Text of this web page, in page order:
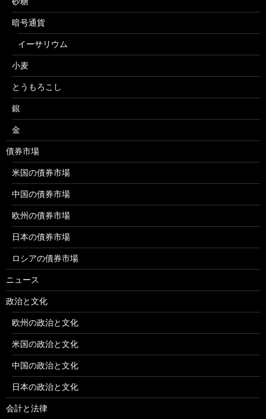
暗号通貨
イーサリウム
小麦
とうもろこし
銀
金
債券市場
米国の債券市場
中国の債券市場
欧州の債券市場
日本の債券市場
ロシアの債券市場
ニュース
政治と文化
欧州の政治と文化
米国の政治と文化
中国の政治と文化
日本の政治と文化
会計と法律